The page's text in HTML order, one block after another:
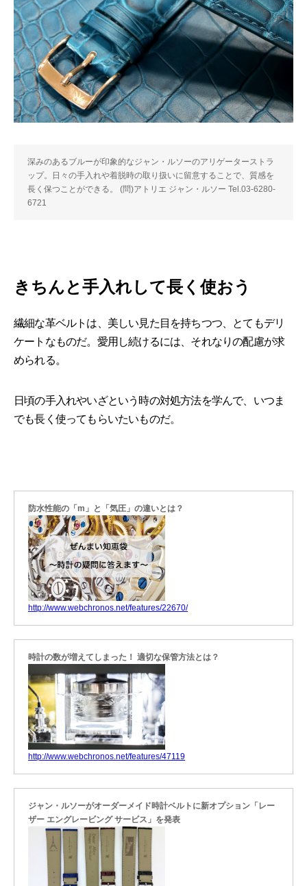
深みのあるブルーが印象的なジャン・ルソーのアリゲーターストラ
ップ。日々の手入れや着脱時の取り扱いに留意することで、質感を
長く保つことができる。 (問)アトリエ ジャン・ルソー Tel.03-6280-
6721
きちんと手入れして長く使おう
繊細な革ベルトは、美しい見た目を持ちつつ、とてもデリ
ケートなものだ。愛用し続けるには、それなりの配慮が求
められる。
日頃の手入れやいざという時の対処方法を学んで、いつま
でも長く使ってもらいたいものだ。
防水性能の「m」と「気圧」の違いとは？
http://www.webchronos.net/features/22670/
時計の数が増えてしまった！ 適切な保管方法とは？
http://www.webchronos.net/features/47119
ジャン・ルソーがオーダーメイド時計ベルトに新オプション「レー
ザー エングレービング サービス」を発表